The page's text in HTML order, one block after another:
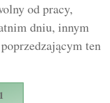
od pracy,
dniu, innym
ten